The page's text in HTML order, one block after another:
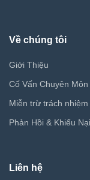
Về chúng tôi
Giới Thiệu
Cố Vấn Chuyên Môn
Miễn trừ trách nhiệm
Phản Hồi & Khiếu Nại
Liên hệ